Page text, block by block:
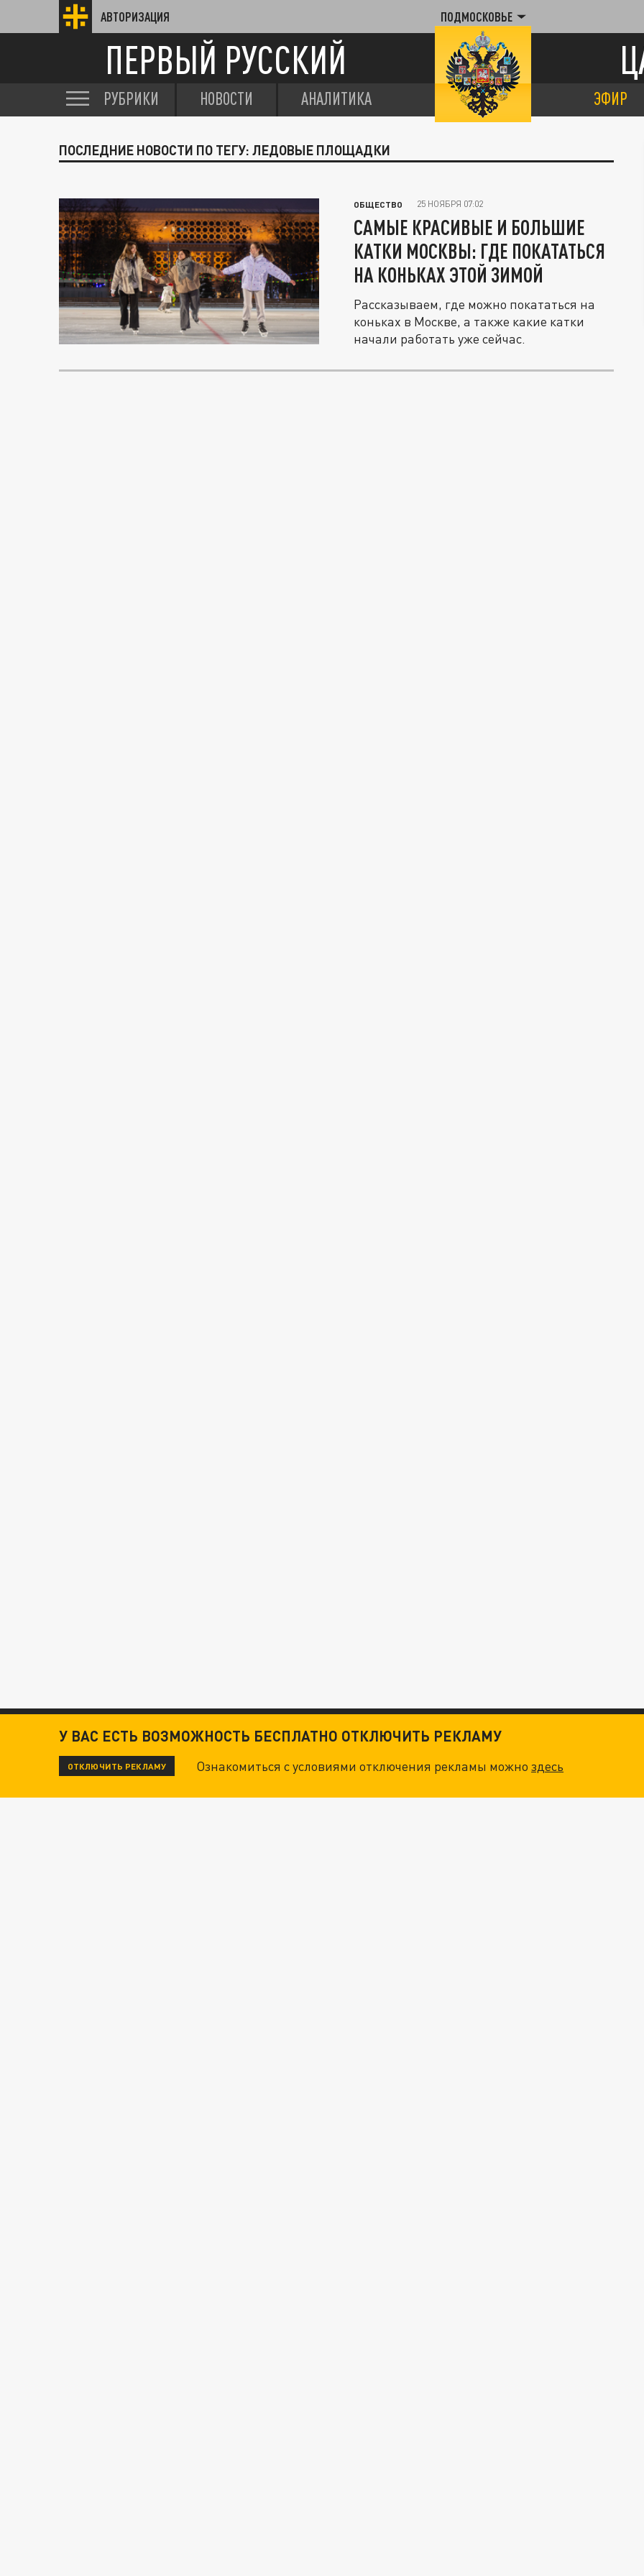
АВТОРИЗАЦИЯ ПОДМОСКОВЬЕ
ПЕРВЫЙ РУССКИЙ
РУБРИКИ НОВОСТИ АНАЛИТИКА ЭФИР
ПОСЛЕДНИЕ НОВОСТИ ПО ТЕГУ: ЛЕДОВЫЕ ПЛОЩАДКИ
ОБЩЕСТВО 25 НОЯБРЯ 07:02
САМЫЕ КРАСИВЫЕ И БОЛЬШИЕ
КАТКИ МОСКВЫ: ГДЕ ПОКАТАТЬСЯ
НА КОНЬКАХ ЭТОЙ ЗИМОЙ
Рассказываем, где можно покататься на
коньках в Москве, а также какие катки
начали работать уже сейчас.
У ВАС ЕСТЬ ВОЗМОЖНОСТЬ БЕСПЛАТНО ОТКЛЮЧИТЬ РЕКЛАМУ
ОТКЛЮЧИТЬ РЕКЛАМУ Ознакомиться с условиями отключения рекламы можноздесь